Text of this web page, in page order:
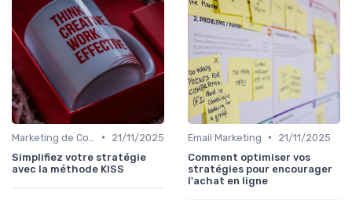
•
21/11/2025
Simplifiez votre stratégie
avec la méthode KISS
Email Marketing •
21/11/2025
Comment optimiser vos
stratégies pour encourager
l'achat en ligne